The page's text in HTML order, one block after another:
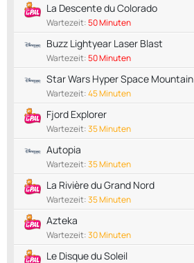
La Descente du Colorado
Wartezeit:50 Minuten
Buzz Lightyear Laser Blast
Wartezeit:50 Minuten
Star Wars Hyper Space Mountain
Wartezeit:45 Minuten
Fjord Explorer
Wartezeit:35 Minuten
Autopia
Wartezeit:35 Minuten
La Rivière du Grand Nord
Wartezeit:35 Minuten
Azteka
Wartezeit:30 Minuten
Le Disque du Soleil